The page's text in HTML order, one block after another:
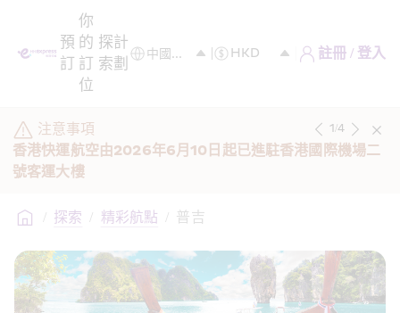
預
訂
你
的
訂
位
探
索
計
劃
註冊 / 登入
注意事項
香港快運航空由2026年6月10日起已進駐香港國際機場二
號客運大樓
1/4
/ 探索 / 精彩航點 / 普吉